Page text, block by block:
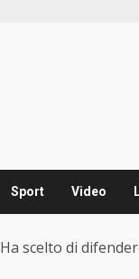
Sport Video
scelto di